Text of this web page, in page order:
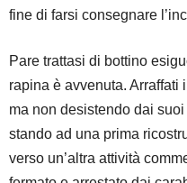
fine di farsi consegnare
Pare trattasi di bottino
rapina è avvenuta. Arraffati
ma non desistendo dai
stando ad una prima
verso un’altra attività